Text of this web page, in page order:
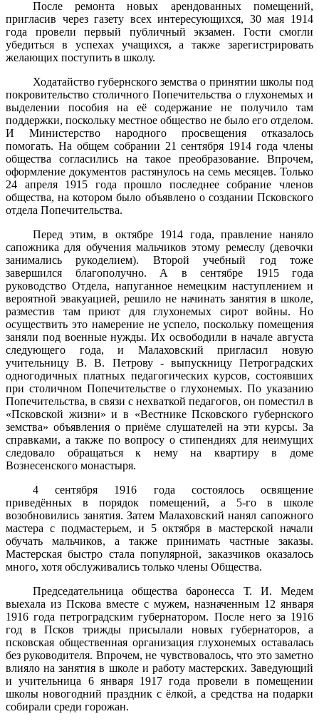
После ремонта новых арендованных помещений,
пригласив че­рез газету всех интересующихся, 30 мая 1914
года провели первый публичный экзамен. Гости смогли
убедиться в успехах учащихся, а также зарегистрировать
желающих поступить в школу.
Ходатайство губернского земства о принятии школы под
покро­вительство столичного Попечительства о глухонемых и
выделении пособия на её содержание не получило там
поддержки, поскольку местное общество не было его отделом.
И Министерство народного просвещения отказалось
помогать. На общем собрании 21 сентября 1914 года члены
общества согласились на такое преобразование. Впрочем,
оформление документов растянулось на семь месяцев. Только
24 апреля 1915 года прошло последнее собрание членов
общества, на котором было объявлено о создании Псковского
отдела Попечительства.
Перед этим, в октябре 1914 года, правление наняло
сапожника для обучения мальчиков этому ремеслу (девочки
занимались руко­делием). Второй учебный год тоже
завершился благополучно. А в сентябре 1915 года
руководство Отдела, напуганное немецким на­ступлением и
вероятной эвакуацией, решило не начинать занятия в школе,
разместив там приют для глухонемых сирот войны. Но
осуществить это намерение не успело, поскольку помещения
заняли под военные нужды. Их освободили в начале августа
следующего года, и Малаховский пригласил новую
учительницу В. В. Петрову - выпускницу Петроградских
одногодичных платных педагогических курсов, состоявших
при столичном Попечительстве о глухонемых. По указанию
Попечительства, в связи с нехваткой педагогов, он поместил в
«Псковской жизни» и в «Вестнике Псковского губернского
земства» объявления о приёме слушателей на эти курсы. За
справками, а также по вопросу о стипендиях для неимущих
следовало обращаться к нему на квартиру в доме
Вознесенского монастыря.
4 сентября 1916 года состоялось освящение
приведённых в порядок помещений, а 5-го в школе
возобновились занятия. Затем Малаховский нанял сапожного
мастера с подмастерьем, и 5 октября в мастерской начали
обучать мальчиков, а также принимать частные заказы.
Мастерская быстро стала популярной, заказчиков оказалось
много, хотя обслуживались только члены Общества.
Председательница общества баронесса Т. И. Медем
выехала из Пскова вместе с мужем, назначенным 12 января
1916 года петроградским губернатором. После него за 1916
год в Псков трижды при­сылали новых губернаторов, а
псковская общественная организация глухонемых оставалась
без руководителя. Впрочем, не чувствовалось, что это заметно
влияло на занятия в школе и работу мастерских. За­ведующий
и учительница 6 января 1917 года провели в помещении
школы новогодний праздник с ёлкой, а средства на подарки
собирали среди горожан.